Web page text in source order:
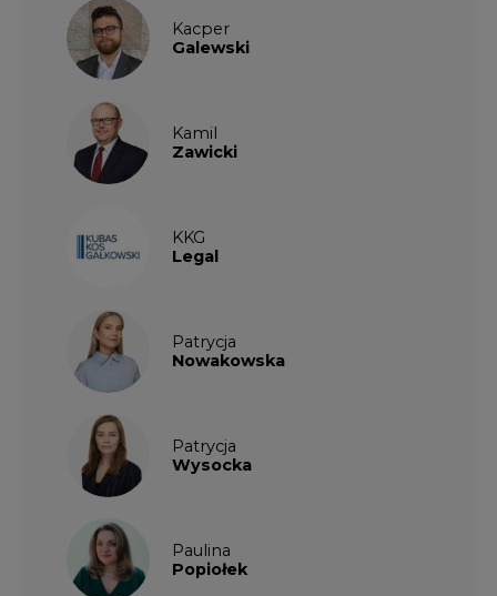
Kacper
Galewski
Kamil
Zawicki
KKG
Legal
Patrycja
Nowakowska
Patrycja
Wysocka
Paulina
Popiołek